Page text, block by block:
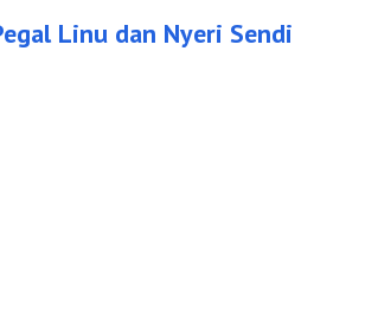
Linu dan Nyeri Sendi